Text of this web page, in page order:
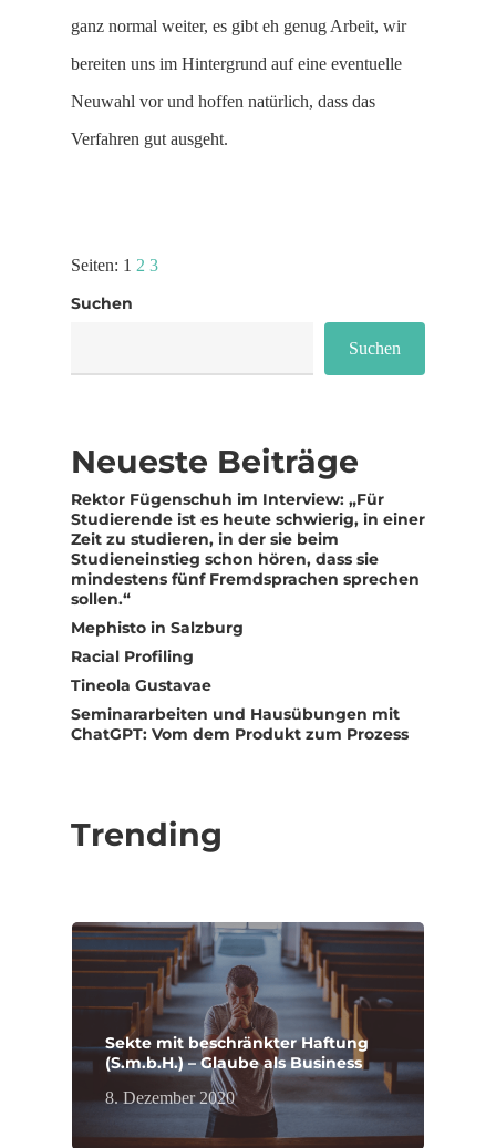
ganz normal weiter, es gibt eh genug Arbeit, wir
bereiten uns im Hintergrund auf eine eventuelle
Neuwahl vor und hoffen natürlich, dass das
Verfahren gut ausgeht.
Seiten: 1 2 3
Suchen
Suchen
Neueste Beiträge
Rektor Fügenschuh im Interview: „Für
Studierende ist es heute schwierig, in einer
Zeit zu studieren, in der sie beim
Studieneinstieg schon hören, dass sie
mindestens fünf Fremdsprachen sprechen
sollen.“
Mephisto in Salzburg
Racial Profiling
Tineola Gustavae
Seminararbeiten und Hausübungen mit
ChatGPT: Vom dem Produkt zum Prozess
Trending
Sekte mit beschränkter Haftung
(S.m.b.H.) – Glaube als Business
8. Dezember 2020